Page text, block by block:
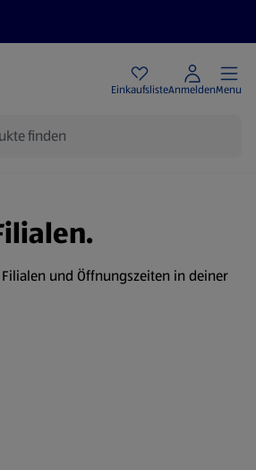
EinkaufslisteAnmeldenMenu
Filialen und Öffnungszeiten in deiner